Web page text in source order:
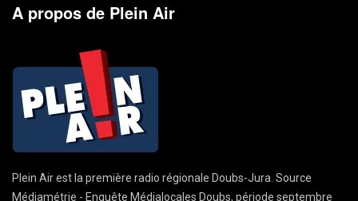
A propos de Plein Air
Plein Air est la première radio régionale Doubs-Jura. Source
Médiamétrie - Enquête Médialocales Doubs, période septembre